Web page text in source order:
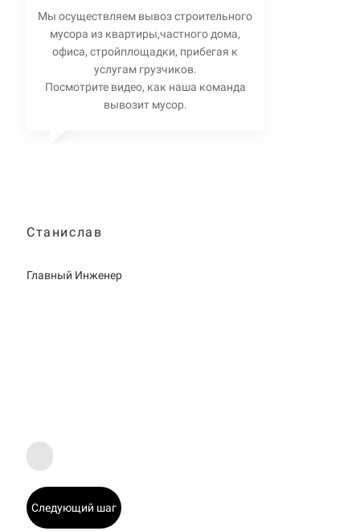
Мы осуществляем вывоз строительного
мусора из квартиры,частного дома,
офиса, стройплощадки, прибегая к
услугам грузчиков.
Посмотрите видео, как наша команда
вывозит мусор.
Станислав
Главный Инженер
Следующий шаг